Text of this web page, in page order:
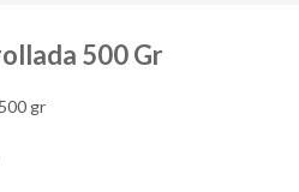
500 Gr
gr